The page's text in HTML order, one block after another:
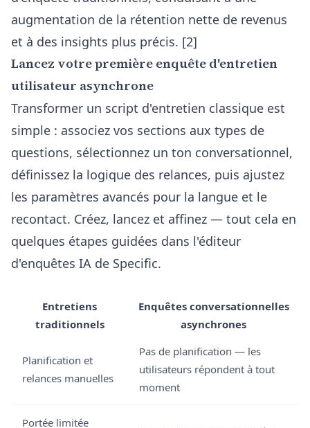
augmentation de la rétention nette de revenus
et à des insights plus précis. [2]
Lancez votre première enquête d'entretien
utilisateur asynchrone
Transformer un script d'entretien classique est
simple : associez vos sections aux types de
questions, sélectionnez un ton conversationnel,
définissez la logique des relances, puis ajustez
les paramètres avancés pour la langue et le
recontact. Créez, lancez et affinez — tout cela en
quelques étapes guidées dans l'éditeur
d'enquêtes IA de Specific.
Entretiens
traditionnels
Enquêtes conversationnelles
asynchrones
Planification et
relances manuelles
Pas de planification — les
utilisateurs répondent à tout
moment
Portée limitée